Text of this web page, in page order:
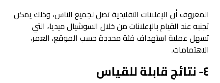
المعروف أن الإعلانات التقليدية تصل لجميع الناس، وذلك يمكن
تجنبه عند القيام بالإعلانات من خلال السوشيال ميديا، التي
تسهل عملية استهداف فئة محددة حسب الموقع، العمر،
الاهتمامات.
٤- نتائج قابلة للقياس